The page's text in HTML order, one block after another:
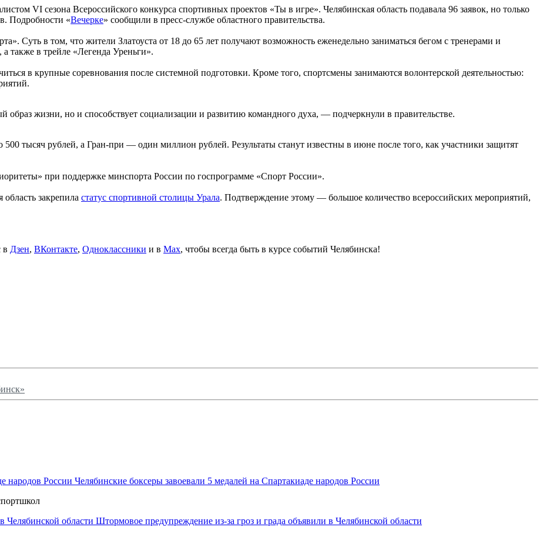
VI сезона Всероссийского конкурса спортивных проектов «Ты в игре». Челябинская область подавала 96 заявок, но только
Подробности «Вечерке» сообщили в пресс-службе областного правительства.
Суть в том, что жители Златоуста от 18 до 65 лет получают возможность еженедельно заниматься бегом с тренерами и
также в трейле «Легенда Уреньги».
в крупные соревнования после системной подготовки. Кроме того, спортсмены занимаются волонтерской деятельностью:
образ жизни, но и способствует социализации и развитию командного духа, — подчеркнули в правительстве.
тысяч рублей, а Гран-при — один миллион рублей. Результаты станут известны в июне после того, как участники защитят
при поддержке минспорта России по госпрограмме «Спорт России».
закрепила статус спортивной столицы Урала. Подтверждение этому — большое количество всероссийских мероприятий,
в Дзен, ВКонтакте, Одноклассники и в Max, чтобы всегда быть в курсе событий Челябинска!
Челябинские боксеры завоевали 5 медалей на Спартакиаде народов России
Штормовое предупреждение из-за гроз и града объявили в Челябинской области